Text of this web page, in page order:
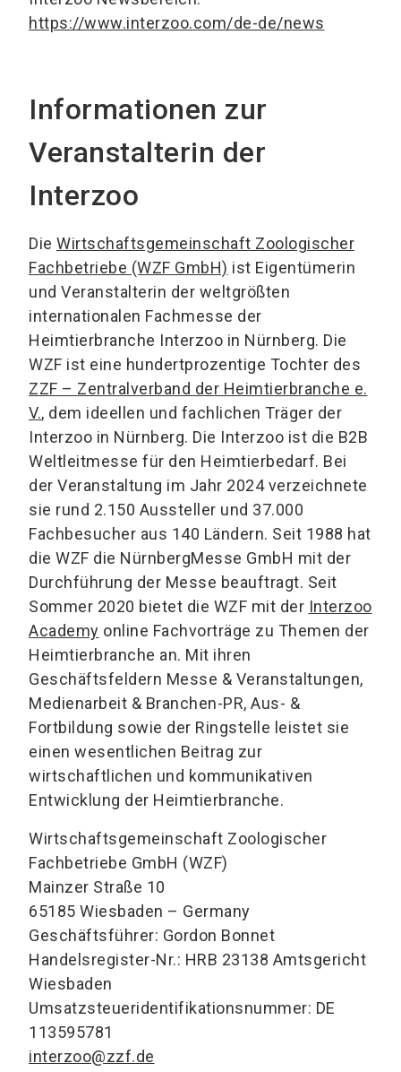
https://www.interzoo.com/de-de/news
Informationen zur
Veranstalterin der
Interzoo
Die Wirtschaftsgemeinschaft Zoologischer
Fachbetriebe (WZF GmbH) ist Eigentümerin
und Veranstalterin der weltgrößten
internationalen Fachmesse der
Heimtierbranche Interzoo in Nürnberg. Die
WZF ist eine hundertprozentige Tochter des
ZZF – Zentralverband der Heimtierbranche e.
V., dem ideellen und fachlichen Träger der
Interzoo in Nürnberg. Die Interzoo ist die B2B
Weltleitmesse für den Heimtierbedarf. Bei
der Veranstaltung im Jahr 2024 verzeichnete
sie rund 2.150 Aussteller und 37.000
Fachbesucher aus 140 Ländern. Seit 1988 hat
die WZF die NürnbergMesse GmbH mit der
Durchführung der Messe beauftragt. Seit
Sommer 2020 bietet die WZF mit der Interzoo
Academy online Fachvorträge zu Themen der
Heimtierbranche an. Mit ihren
Geschäftsfeldern Messe & Veranstaltungen,
Medienarbeit & Branchen-PR, Aus- &
Fortbildung sowie der Ringstelle leistet sie
einen wesentlichen Beitrag zur
wirtschaftlichen und kommunikativen
Entwicklung der Heimtierbranche.
Wirtschaftsgemeinschaft Zoologischer
Fachbetriebe GmbH (WZF)
Mainzer Straße 10
65185 Wiesbaden – Germany
Geschäftsführer: Gordon Bonnet
Handelsregister-Nr.: HRB 23138 Amtsgericht
Wiesbaden
Umsatzsteueridentifikationsnummer: DE
113595781
interzoo@zzf.de